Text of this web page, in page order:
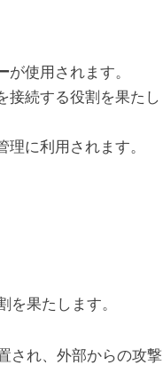
が使用されます。
接続する役割を果たし
に利用されます。
を果たします。
され、外部からの攻撃